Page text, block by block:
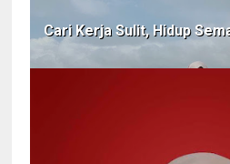
Cari Kerja Sulit, Hidup